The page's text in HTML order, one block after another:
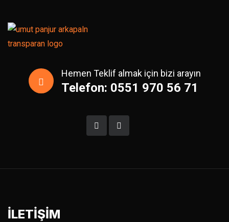
Hemen Teklif almak için bizi arayın
Telefon: 0551 970 56 71
İLETİŞİM